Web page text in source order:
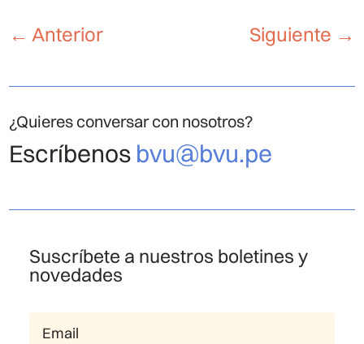
← Anterior Siguiente →
¿Quieres conversar con nosotros?
Escríbenos bvu@bvu.pe
Suscríbete a nuestros boletines y
novedades